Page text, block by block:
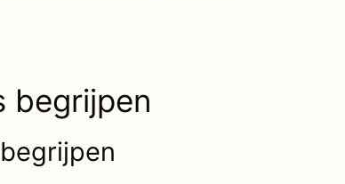
begrijpen